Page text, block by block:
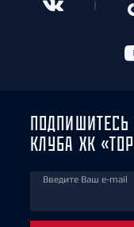
КЛУБА ХК
Введите Ваш e-mail